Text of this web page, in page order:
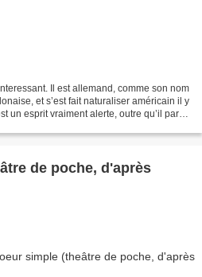
Il est allemand, comme son nom
et s’est fait naturaliser américain il y
un esprit vraiment alerte, outre qu’il parle
de poche, d'après